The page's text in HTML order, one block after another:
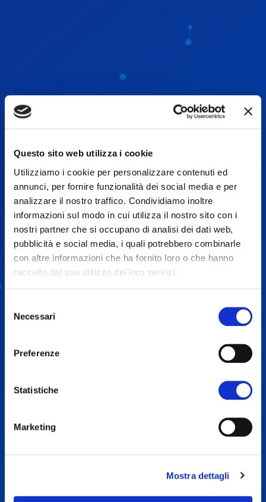
Questo sito web utilizza i cookie
Utilizziamo i cookie per personalizzare contenuti ed
annunci, per fornire funzionalità dei social media e per
analizzare il nostro traffico. Condividiamo inoltre
informazioni sul modo in cui utilizza il nostro sito con i
nostri partner che si occupano di analisi dei dati web,
pubblicità e social media, i quali potrebbero combinarle
con altre informazioni che ha fornito loro o che hanno
raccolto dal suo utilizzo dei loro servizi.
delNecessari
Preferenze
Statistiche
Marketing
Mostra dettagli
Hai un problema specifico con il tuo sito? Vuoi
ottimizzarlo, integrare nuove funzionalità o creare una
strategia efficace? Sono qui per aiutarti.